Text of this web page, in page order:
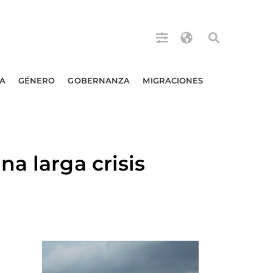
GÉNERO GOBERNANZA MIGRACIONES
larga crisis